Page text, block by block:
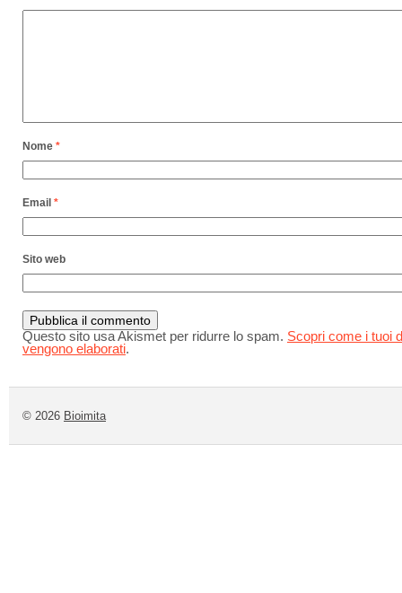
Nome *
Email *
Sito web
Questo sito usa Akismet per ridurre lo spam. Scopri come i tuoi
vengono elaborati.
© 2026 Bioimita